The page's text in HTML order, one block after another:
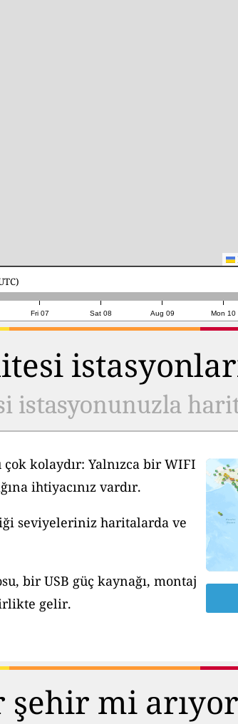
Fri 07 Sat 08 Aug 09 Mon 10
istasyonunuzla
kolaydır: Yalnızca bir WIFI
ihtiyacınız vardır.
seviyeleriniz haritalarda ve
bir USB güç kaynağı, montaj
gelir.
şehir mi